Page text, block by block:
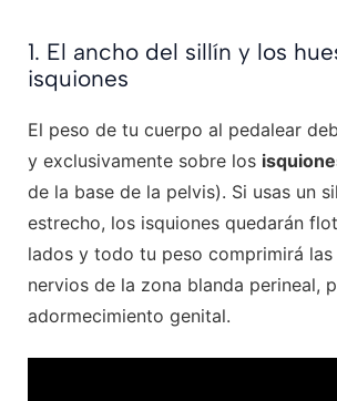
1. El ancho del sillín y los
isquiones
El peso de tu cuerpo al pedalear
y exclusivamente sobre los
de la base de la pelvis). Si usas un
estrecho, los isquiones quedarán
lados y todo tu peso comprimirá
nervios de la zona blanda perineal,
adormecimiento genital.